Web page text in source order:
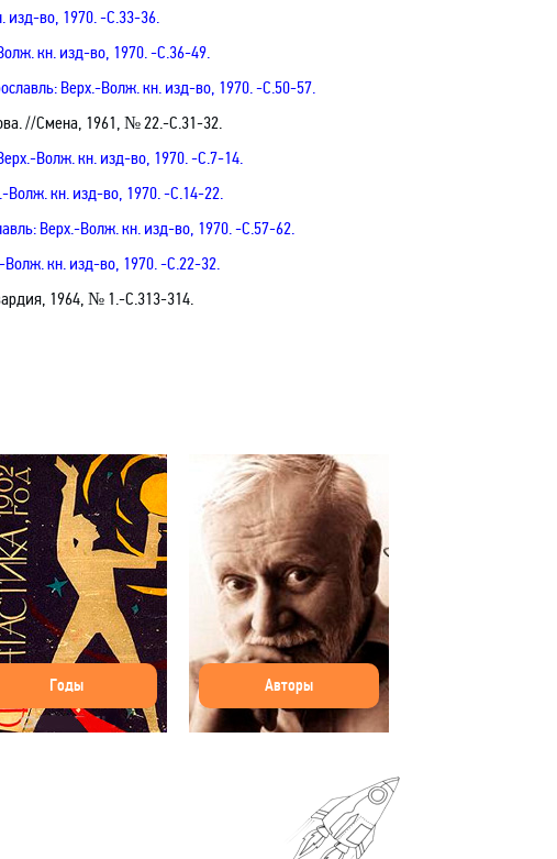
изд-во, 1970. -С.33-36.
кн. изд-во, 1970. -С.36-49.
Верх.-Волж. кн. изд-во, 1970. -С.50-57.
//Смена, 1961, № 22.-С.31-32.
Волж. кн. изд-во, 1970. -С.7-14.
Волж. кн. изд-во, 1970. -С.14-22.
Верх.-Волж. кн. изд-во, 1970. -С.57-62.
Волж. кн. изд-во, 1970. -С.22-32.
1964, № 1.-С.313-314.
Годы Авторы